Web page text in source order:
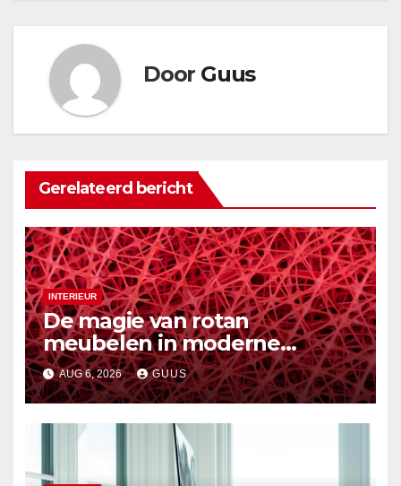
Door Guus
Gerelateerd bericht
INTERIEUR
De magie van rotan
meubelen in moderne
interieurs
AUG 6, 2026 GUUS